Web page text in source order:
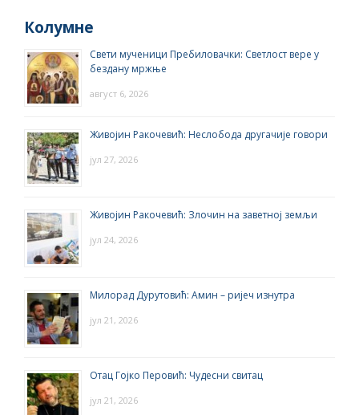
Колумне
Свети мученици Пребиловачки: Светлост вере у
бездану мржње
август 6, 2026
Живојин Ракочевић: Неслобода другачије говори
јул 27, 2026
Живојин Ракочевић: Злочин на заветној земљи
јул 24, 2026
Милорад Дурутовић: Амин – ријеч изнутра
јул 21, 2026
Отац Гојко Перовић: Чудесни свитац
јул 21, 2026